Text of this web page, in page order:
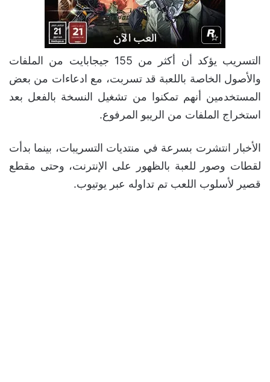
التسريب يؤكد أن أكثر من 155 جيجابايت من الملفات
والأصول الخاصة باللعبة قد تسربت، مع ادعاءات من بعض
المستخدمين أنهم تمكنوا من تشغيل النسخة بالفعل بعد
استخراج الملفات من الريبو المرفوع.
الأخبار انتشرت بسرعة في منتديات التسريبات، بينما بدأت
لقطات وصور للعبة بالظهور على الإنترنت، وحتى مقطع
قصير لأسلوب اللعب تم تداوله عبر يوتيوب.